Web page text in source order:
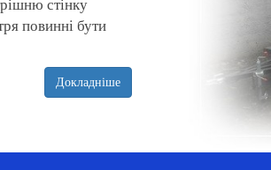
стінку
повинні бути
Докладніше